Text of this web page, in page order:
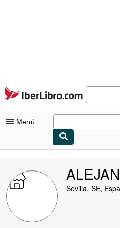
Pasar al contenido principal
IberLibro.com
Menú
Consultar mis pedidos
Búsqueda avanzada
Sevilla, SE,